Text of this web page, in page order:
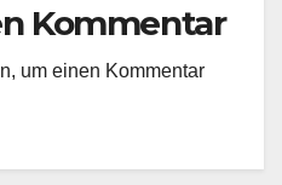
Kommentar
um einen Kommentar